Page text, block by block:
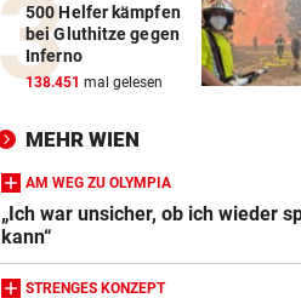
500 Helfer kämpfen
bei Gluthitze gegen
Inferno
138.451 mal gelesen
MEHR WIEN
AM WEG ZU OLYMPIA
„Ich war unsicher, ob ich wieder
kann“
STRENGES KONZEPT